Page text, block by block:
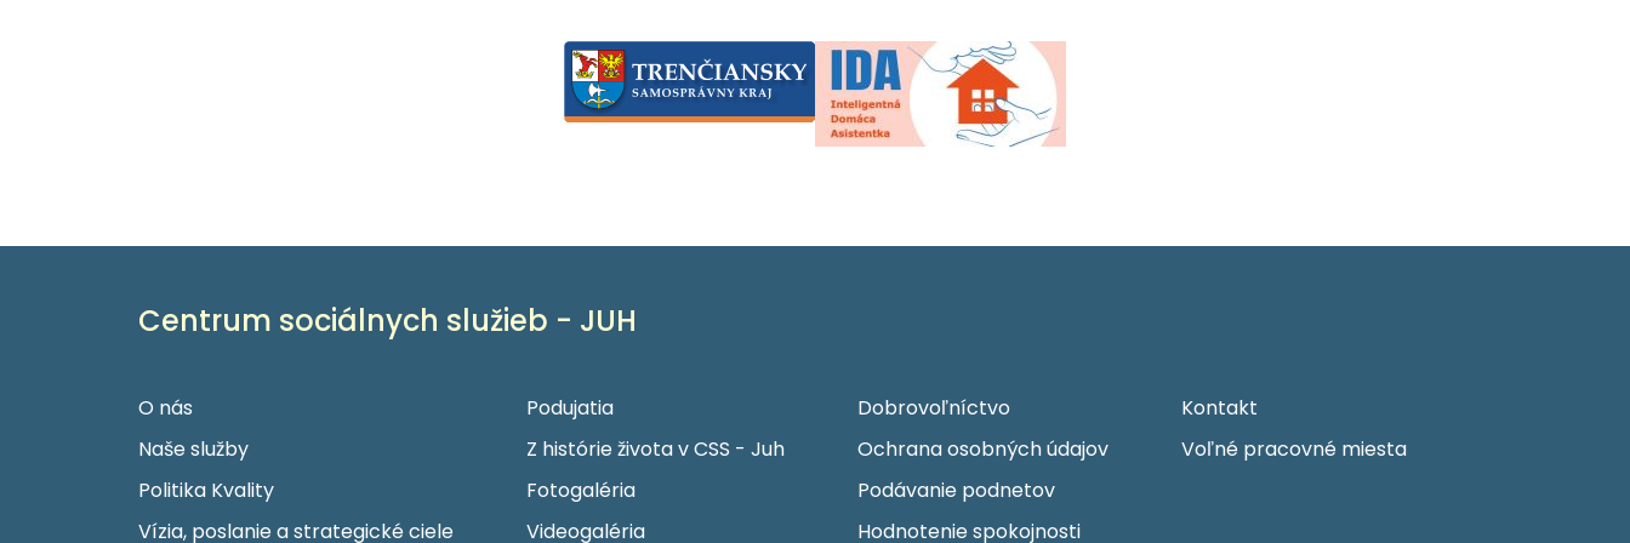
Centrum sociálnych služieb - JUH
O nás
Naše služby
Politika Kvality
Vízia, poslanie a strategické ciele
Podujatia
Z histórie života v CSS - Juh
Fotogaléria
Videogaléria
Dobrovoľníctvo
Ochrana osobných údajov
Podávanie podnetov
Hodnotenie spokojnosti
Kontakt
Voľné pracovné miesta